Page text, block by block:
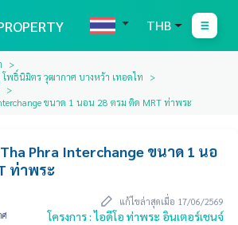
THB
ธิ์นิมิตร วุฒากาศ บางหว้า เทอดไท
ขนาด 1 นอน 28 ตรม ติด MRT ท่าพระ
Phra Interchange ขนาด 1 นอ
ท่าพระ
แก้ไขล่าสุดเมื่อ 17/06/2569
โครงการ : ไอดีโอ ท่าพระ อินเตอร์เชนจ์